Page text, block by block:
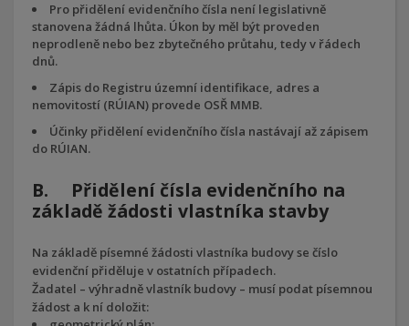
Pro přidělení evidenčního čísla není legislativně
stanovena žádná lhůta. Úkon by měl být proveden
neprodleně nebo bez zbytečného průtahu, tedy v řádech
dnů.
Zápis do Registru územní identifikace, adres a
nemovitostí (RÚIAN) provede OSŘ MMB.
Účinky přidělení evidenčního čísla nastávají až zápisem
do RÚIAN.
B. Přidělení čísla evidenčního na
základě žádosti vlastníka stavby
Na základě písemné žádosti vlastníka budovy se číslo
evidenční přiděluje v ostatních případech.
Žadatel – výhradně vlastník budovy – musí podat písemnou
žádost a k ní doložit: